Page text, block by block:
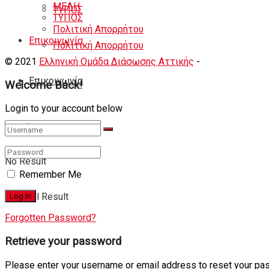
ΤΥΠΟΣ
Πολιτική Απορρήτου
Eπικοινωνία
No Result
View All Result
ΜΕΛΗ
ΤΥΠΟΣ
Πολιτική Απορρήτου
Eπικοινωνία
© 2021 Ελληνική Ομάδα Διάσωσης Αττικής -
Welcome Back!
Login to your account below
Remember Me
Forgotten Password?
Retrieve your password
Please enter your username or email address to reset your